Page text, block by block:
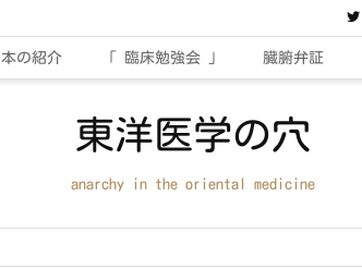
本の紹介 「 臨床勉強会 」 臓腑弁証
東洋医学の穴
anarchy in the oriental medicine